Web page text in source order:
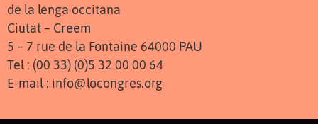
de la lenga occitana
Ciutat – Creem
5 – 7 rue de la Fontaine 64000 PAU
Tel : (00 33) (0)5 32 00 00 64
E-mail : info@locongres.org